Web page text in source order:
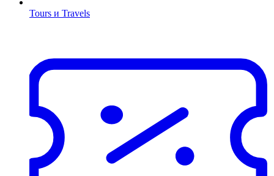
Tours и Travels